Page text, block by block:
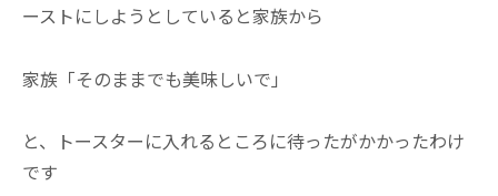
ーストにしようとしていると家族から
家族「そのままでも美味しいで」
と、トースターに入れるところに待ったがかかったわけ
です